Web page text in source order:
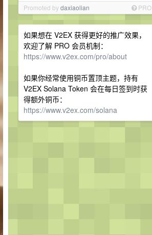
Promoted bydaxiaolian PRO
如果想在 V2EX 获得更好的推广效果，
欢迎了解 PRO 会员机制：
https://www.v2ex.com/pro/about
如果你经常使用铜币置顶主题，持有
V2EX Solana Token 会在每日签到时获
得额外铜币：
https://www.v2ex.com/solana